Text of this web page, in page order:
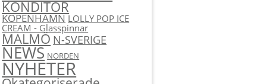
KONDITOR
KÖPENHAMN LOLLY POP ICE
CREAM - Glasspinnar
MALMÖN-SVERIGE
NEWS NORDEN
NYHETER